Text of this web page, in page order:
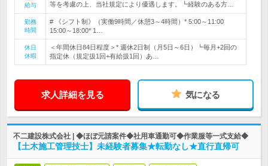
給与
等を考慮の上、当社規定により優遇します。┗経験のある方…
勤務
時間
# 《シフト制》（実働9時間／休憩3～4時間）* 5:00～11:00
15:00～18:00* 1…
休日
休暇
＜年間休日84日程度＞* 週休2日制（月5日～6日）┗毎月+2回の
指定休（規定扱1回+有給扱1回）あ…
求人詳細を見る 気になる
不二建設株式会社 | ◆ほぼ元請案件◆社用車通勤可◆作業服等一式支給◆
【土木施工管理技士】未経験者募集★転勤なし★直行直帰可